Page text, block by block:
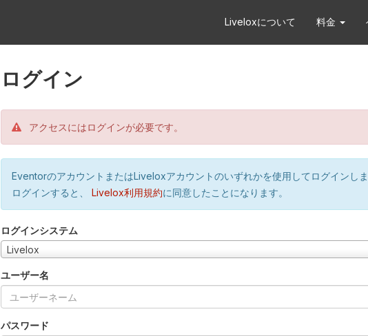
Liveloxについて 料金
ログイン
アクセスにはログインが必要です。
EventorのアカウントまたはLiveloxアカウントのいずれかを使用してログインし
ログインすると、
Livelox利用規約に同意したことになります。
ログインシステム
Livelox
ユーザー名
パスワード